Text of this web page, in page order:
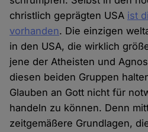
christlich geprägten USA ist
vorhanden. Die einzigen
in den USA, die wirklich
jene der Atheisten und
diesen beiden Gruppen
Glauben an Gott nicht für
handeln zu können. Denn
zeitgemäßere Grundlagen,